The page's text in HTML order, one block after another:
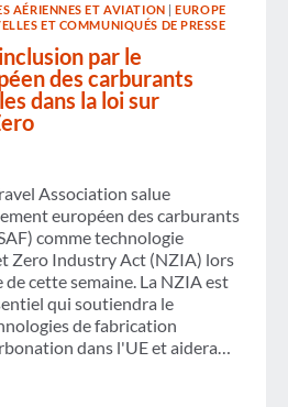
AÉRIENNES ET AVIATION |EUROPE
ET COMMUNIQUÉS DE PRESSE
par le
des carburants
dans la loi sur
Association salue
européen des carburants
comme technologie
Zero Industry Act (NZIA) lors
de cette semaine. La NZIA est
qui soutiendra le
de fabrication
dans l'UE et aidera…